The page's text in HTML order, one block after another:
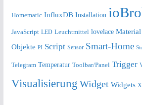
Homematic InfluxDB Installation
JavaScript LED Leuchtmittel lovelace
Objekte PI Script Sensor Smart-Home
Telegram Temperatur Toolbar/Panel Trigger
Visualisierung Widget Widgets